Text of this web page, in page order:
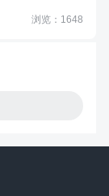
浏览：1648